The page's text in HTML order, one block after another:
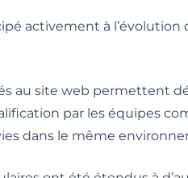
activement à
au site web permettent
par les équipes
dans le même